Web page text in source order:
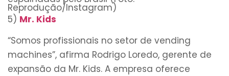
Reprodução/Instagram)
5) Mr. Kids
“Somos profissionais no setor de vending
machines”, afirma Rodrigo Loredo, gerente de
expansão da Mr. Kids. A empresa oferece